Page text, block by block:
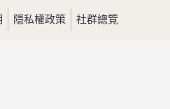
收集的問卷調查內容進行統計與
說明文字呈現，除供內部研究
隱私權政策 社群總覽